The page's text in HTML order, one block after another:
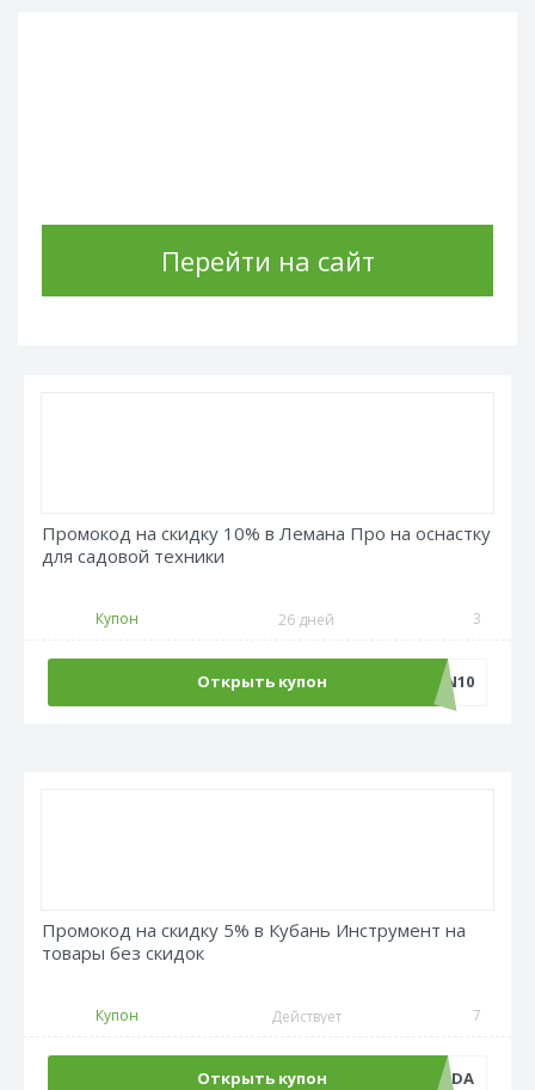
Перейти на сайт
Промокод на скидку 10% в Лемана Про на оснастку
для садовой техники
Купон 26 дней 3
Открыть купон PROGAZON10
Промокод на скидку 5% в Кубань Инструмент на
товары без скидок
Купон Действует 7
Открыть купон VYGODA